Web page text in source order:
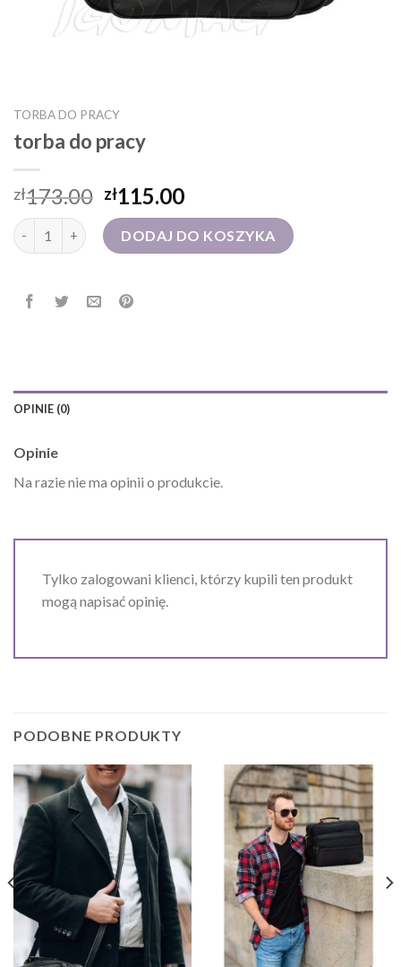
TORBA DO PRACY
torba do pracy
zł173.00 zł115.00
ilość torba do pracyDODAJ DO KOSZYKA
OPINIE (0)
Opinie
Na razie nie ma opinii o produkcie.
Tylko zalogowani klienci, którzy kupili ten produkt
mogą napisać opinię.
PODOBNE PRODUKTY